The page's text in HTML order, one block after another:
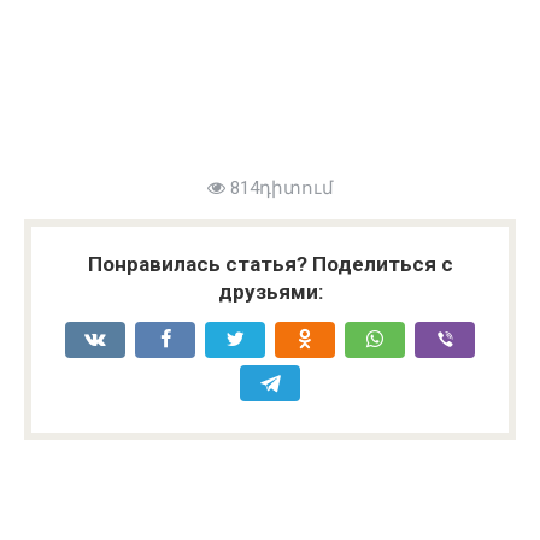
814դիտում
Понравилась статья? Поделиться с
друзьями: